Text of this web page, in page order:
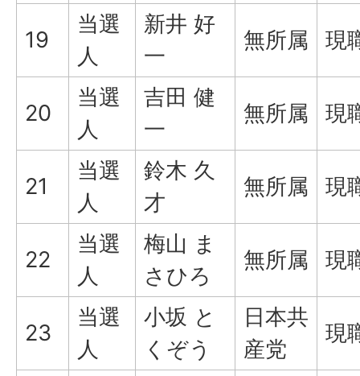
19
当選
人
新井 好
一
無所属 現
20
当選
人
吉田 健
一
無所属 現
21
当選
人
鈴木 久
才
無所属 現
22
当選
人
梅山 ま
さひろ
無所属 現
23
当選
人
小坂 と
くぞう
日本共
産党
現